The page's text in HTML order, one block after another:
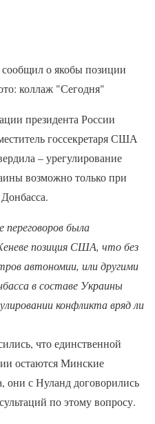
сообщил о якобы позиции
коллаж "Сегодня"
президента России
госсекретаря США
– урегулирование
возможно только при
переговоров была
позиция США, что без
автономии, или другими
в составе Украины
конфликта вряд ли
что единственной
остаются Минские
они с Нуланд договорились
по этому вопросу.